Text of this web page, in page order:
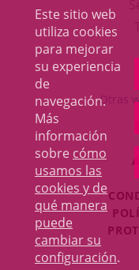
Este sitio web
utiliza cookies
para mejorar
su experiencia
de
navegación.
Más
información
sobre cómo
usamos las
cookies y de
qué manera
puede
cambiar su
configuración.
Otras